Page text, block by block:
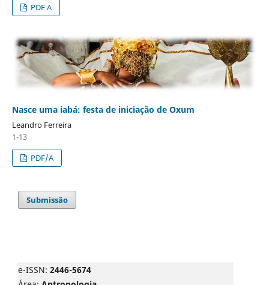
PDF A
Nasce uma iabá: festa de iniciação de Oxum
Leandro Ferreira
1-13
PDF/A
Submissão
e-ISSN: 2446-5674